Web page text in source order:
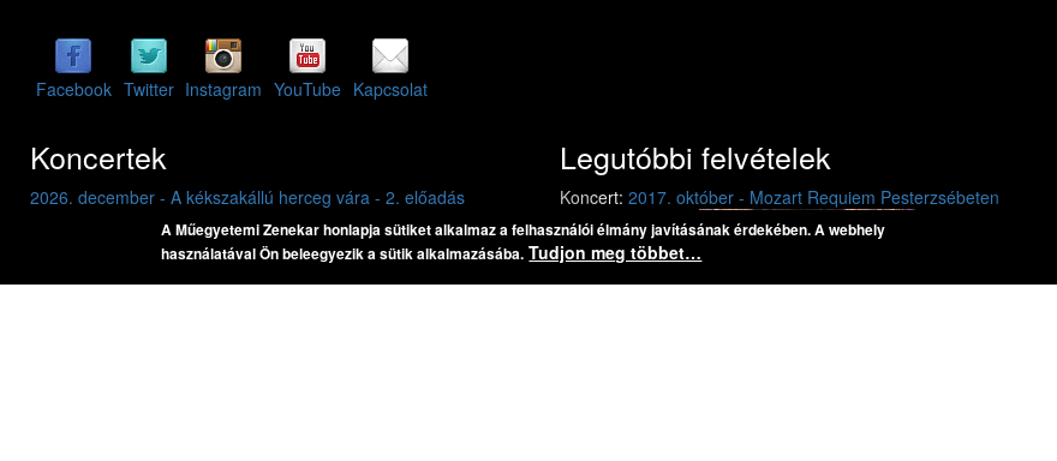
Facebook Twitter Instagram YouTube Kapcsolat
Koncertek
2026. december - A kékszakállú herceg vára - 2. előadás
2026. május 16. szombat 20:00
BME K épület, aula
Bartók Béla: A kékszakállú herceg vára
Legutóbbi felvételek
Koncert:2017. október - Mozart Requiem Pesterzsébeten
Mozart: Requiem
Mozart: Requiem
Previous
A Műegyetemi Zenekar honlapja sütiket alkalmaz a felhasználói élmány javításának érdekében. A webhely
használatával Ön beleegyezik a sütik alkalmazásába. Tudjon meg többet…